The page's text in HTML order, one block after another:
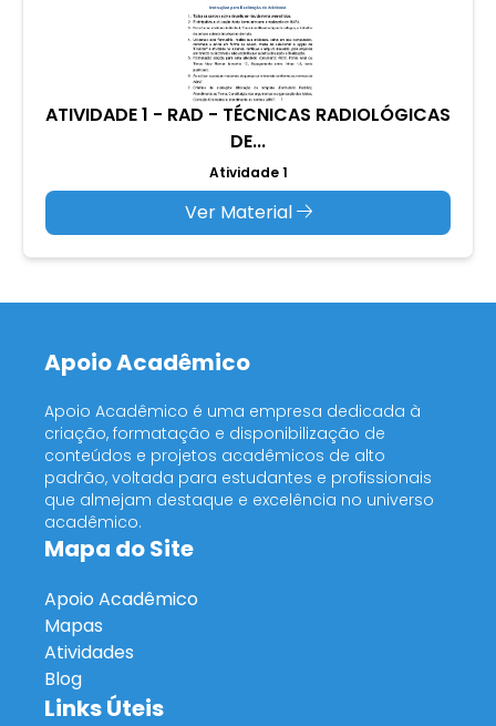
ATIVIDADE 1 - RAD - TÉCNICAS RADIOLÓGICAS
DE...
Atividade 1
Ver Material
Apoio Acadêmico
Apoio Acadêmico é uma empresa dedicada à
criação, formatação e disponibilização de
conteúdos e projetos acadêmicos de alto
padrão, voltada para estudantes e profissionais
que almejam destaque e excelência no universo
acadêmico.
Mapa do Site
Apoio Acadêmico
Mapas
Atividades
Blog
Links Úteis